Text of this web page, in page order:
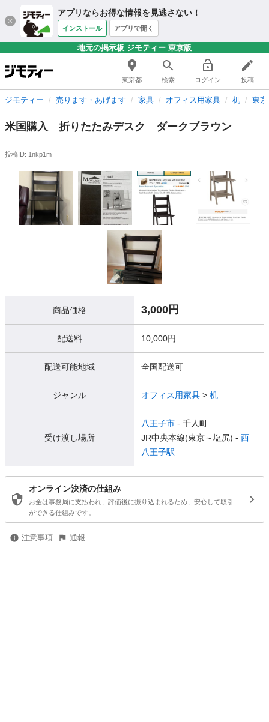
アプリならお得な情報を見逃さない！
インストール アプリで開く
地元の掲示板 ジモティー 東京版
東京都 検索 ログイン 投稿
ジモティー 売ります・あげます 家具 オフィス用家具 机 東
米国購入 折りたたみデスク ダークブラウン
投稿ID: 1nkp1m
商品価格 3,000円
配送料 10,000円
配送可能地域 全国配送可
ジャンル オフィス用家具 > 机
受け渡し場所
八王子市 - 千人町
JR中央本線(東京～塩尻) - 西
八王子駅
オンライン決済の仕組み
お金は事務局に支払われ、評価後に振り込まれるため、安心して取引
ができる仕組みです。
注意事項 通報